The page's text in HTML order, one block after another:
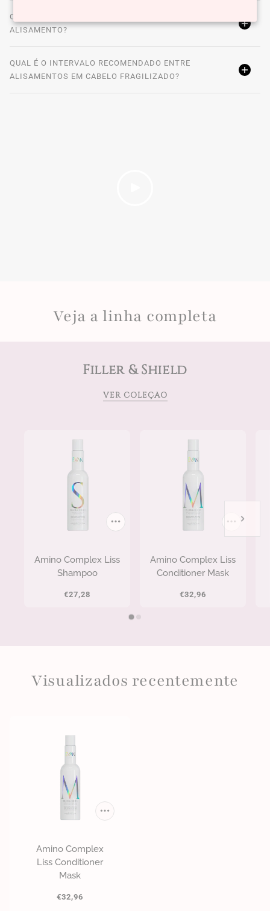
COMO TRATAR CABELO LOIRO QUE RECEBEU
ALISAMENTO?
QUAL É O INTERVALO RECOMENDADO ENTRE
ALISAMENTOS EM CABELO FRAGILIZADO?
Veja a linha completa
Filler & Shield
VER COLEÇÃO
Amino Complex Liss
Shampoo
€27,28
Amino Complex Liss
Conditioner Mask
€32,96
Visualizados recentemente
Amino Complex
Liss Conditioner
Mask
€32,96